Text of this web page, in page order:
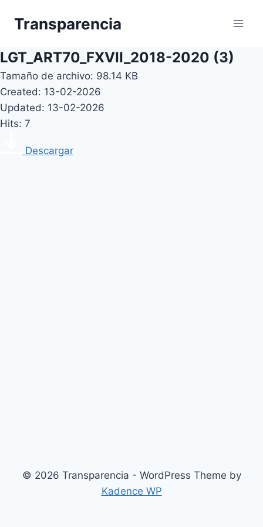
Transparencia
LGT_ART70_FXVII_2018-2020 (3)
Tamaño de archivo: 98.14 KB
Created: 13-02-2026
Updated: 13-02-2026
Hits: 7
Descargar
© 2026 Transparencia - WordPress Theme by
Kadence WP